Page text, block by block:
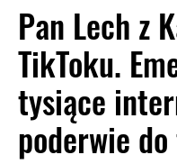
Pan Lech z
TikToku.
tysiące
poderwie